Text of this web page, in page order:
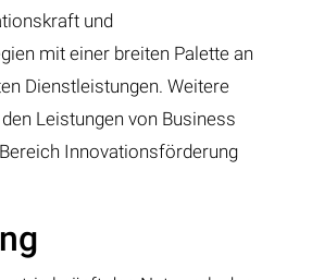
und
mit einer breiten Palette an
Dienstleistungen. Weitere
Leistungen von Business
Innovationsförderung